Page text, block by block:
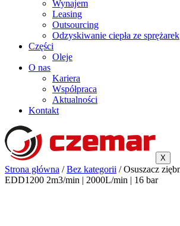
Wynajem
Leasing
Outsourcing
Odzyskiwanie ciepła ze sprężarek
Części
Oleje
O nas
Kariera
Współpraca
Aktualności
Kontakt
X
Strona główna /Bez kategorii / Osuszacz
EDD1200 2m3/min | 2000L/min | 16 bar